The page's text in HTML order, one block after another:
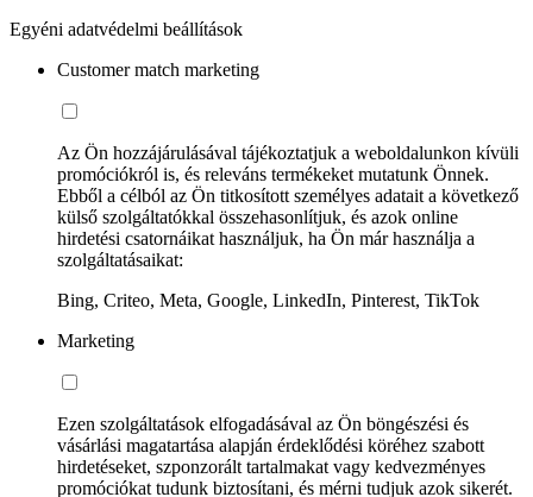
Egyéni adatvédelmi beállítások
Customer match marketing
Az Ön hozzájárulásával tájékoztatjuk a weboldalunkon kívüli
promóciókról is, és releváns termékeket mutatunk Önnek.
Ebből a célból az Ön titkosított személyes adatait a következő
külső szolgáltatókkal összehasonlítjuk, és azok online
hirdetési csatornáikat használjuk, ha Ön már használja a
szolgáltatásaikat:
Bing, Criteo, Meta, Google, LinkedIn, Pinterest, TikTok
Marketing
Ezen szolgáltatások elfogadásával az Ön böngészési és
vásárlási magatartása alapján érdeklődési köréhez szabott
hirdetéseket, szponzorált tartalmakat vagy kedvezményes
promóciókat tudunk biztosítani, és mérni tudjuk azok sikerét.